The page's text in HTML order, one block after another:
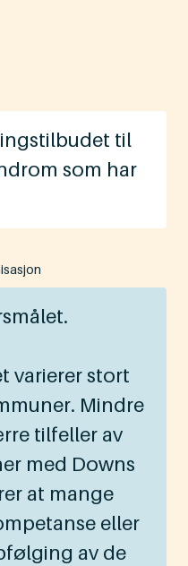
til
som har
varierer stort
Mindre
tilfeller av
med Downs
at mange
eller
av de